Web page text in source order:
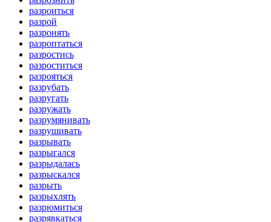
разроиться
разрой
разронять
разроптаться
разростись
разроститься
разрояться
разрубать
разругать
разружать
разрумянивать
разрушивать
разрывать
разрыгался
разрыдалась
разрыскался
разрыть
разрыхлять
разрюмиться
разрявкаться